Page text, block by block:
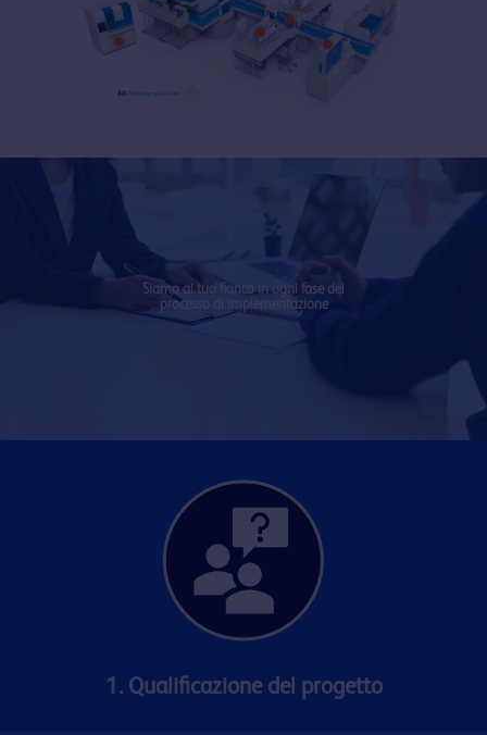
Siamo al tuo fianco in ogni fase del
processo di implementazione
1. Qualificazione del progetto